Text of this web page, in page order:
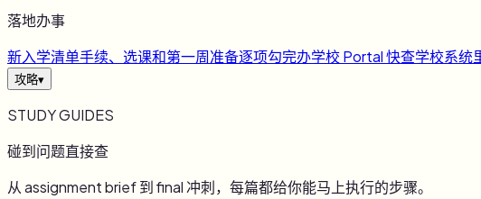
落地办事
新入学清单手续、选课和第一周准备逐项勾完办学校 Portal 快查学校系统
攻略▾
STUDY GUIDES
碰到问题直接查
从 assignment brief 到 final 冲刺，每篇都给你能马上执行的步骤。